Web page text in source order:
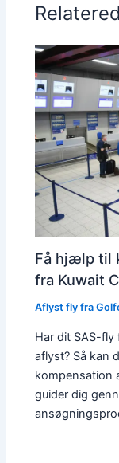
Få hjælp til
fra Kuwait
Aflyst fly fra
Har dit SAS-
aflyst? Så kan
kompensation
guider dig